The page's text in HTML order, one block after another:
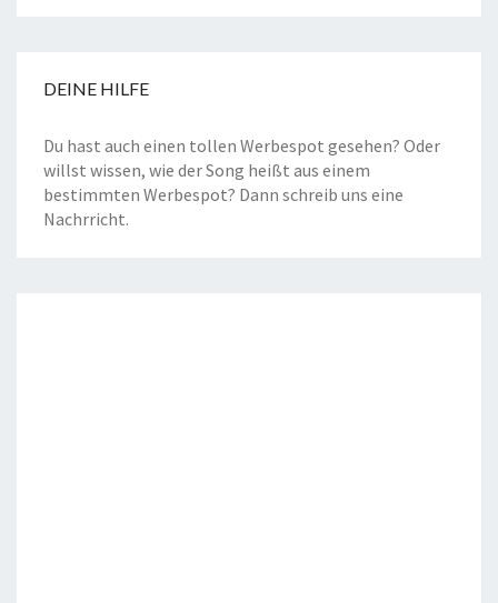
DEINE HILFE
Du hast auch einen tollen Werbespot gesehen? Oder
willst wissen, wie der Song heißt aus einem
bestimmten Werbespot? Dann schreib uns eine
Nachrricht.